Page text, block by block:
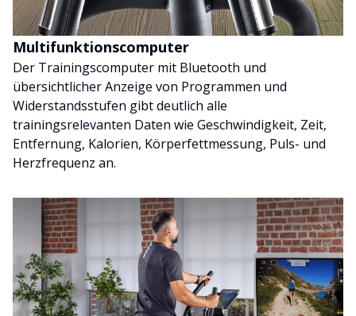
Multifunktionscomputer
Der Trainingscomputer mit Bluetooth und
übersichtlicher Anzeige von Programmen und
Widerstandsstufen gibt deutlich alle
trainingsrelevanten Daten wie Geschwindigkeit, Zeit,
Entfernung, Kalorien, Körperfettmessung, Puls- und
Herzfrequenz an.